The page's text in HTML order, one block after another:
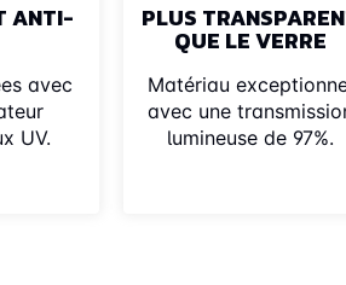
ANTI-
avec
UV.
PLUS
QUE LE VERRE
Matériau
avec une
lumineuse de 97%.